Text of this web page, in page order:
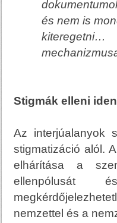
és nem is
kiteregetni…
Stigmák elleni
Az interjúalanyok
stigmatizáció alól.
elhárítása a
ellenpólusát
nemzettel és a